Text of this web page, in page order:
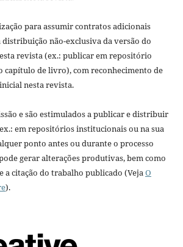
para assumir contratos adicionais
distribuição não-exclusiva da versão do
revista (ex.: publicar em repositório
capítulo de livro), com reconhecimento de
nesta revista.
e são estimulados a publicar e distribuir
em repositórios institucionais ou na sua
ponto antes ou durante o processo
gerar alterações produtivas, bem como
a citação do trabalho publicado (VejaO
).